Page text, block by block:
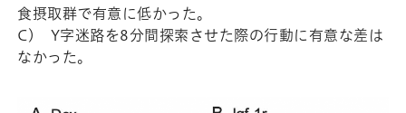
食摂取群で有意に低かった。
C) Y字迷路を8分間探索させた際の行動に有意な差は
なかった。